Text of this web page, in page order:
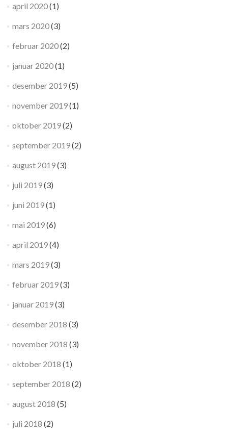
april 2020(1)
mars 2020(3)
februar 2020(2)
januar 2020(1)
desember 2019(5)
november 2019(1)
oktober 2019(2)
september 2019(2)
august 2019(3)
juli 2019(3)
juni 2019(1)
mai 2019(6)
april 2019(4)
mars 2019(3)
februar 2019(3)
januar 2019(3)
desember 2018 (3)
november 2018 (3)
oktober 2018 (1)
september 2018 (2)
august 2018 (5)
juli 2018 (2)